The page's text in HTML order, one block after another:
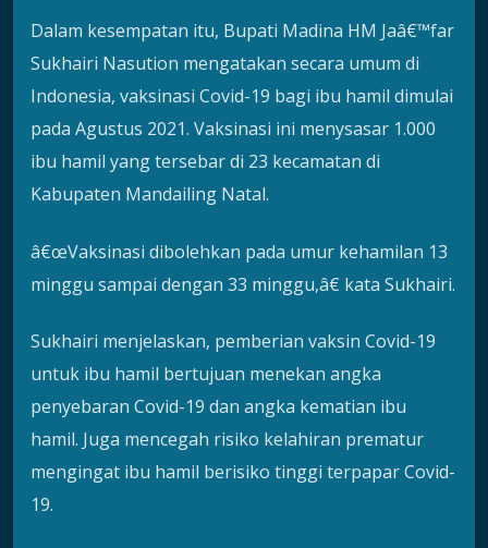
Dalam kesempatan itu, Bupati Madina HM Jaâ€™far
Sukhairi Nasution mengatakan secara umum di
Indonesia, vaksinasi Covid-19 bagi ibu hamil dimulai
pada Agustus 2021. Vaksinasi ini menysasar 1.000
ibu hamil yang tersebar di 23 kecamatan di
Kabupaten Mandailing Natal.
â€œVaksinasi dibolehkan pada umur kehamilan 13
minggu sampai dengan 33 minggu,â€ kata Sukhairi.
Sukhairi menjelaskan, pemberian vaksin Covid-19
untuk ibu hamil bertujuan menekan angka
penyebaran Covid-19 dan angka kematian ibu
hamil. Juga mencegah risiko kelahiran prematur
mengingat ibu hamil berisiko tinggi terpapar Covid-
19.